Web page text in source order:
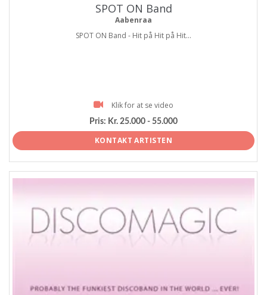
SPOT ON Band
Aabenraa
SPOT ON Band - Hit på Hit på Hit...
Klik for at se video
Pris: Kr. 25.000 - 55.000
KONTAKT ARTISTEN